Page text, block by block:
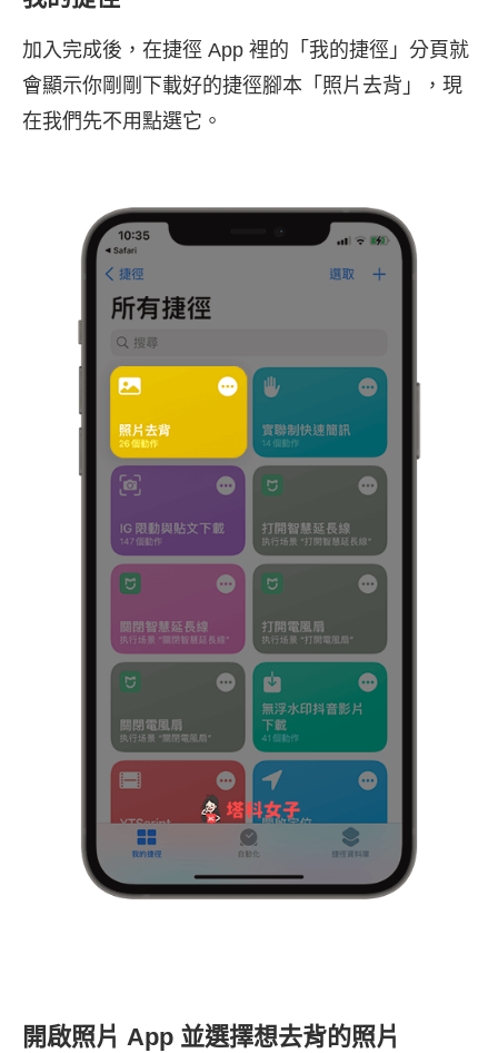
加入完成後，在捷徑 App 裡的「我的捷徑」分頁就
會顯示你剛剛下載好的捷徑腳本「照片去背」，現
在我們先不用點選它。
開啟照片 App 並選擇想去背的照片